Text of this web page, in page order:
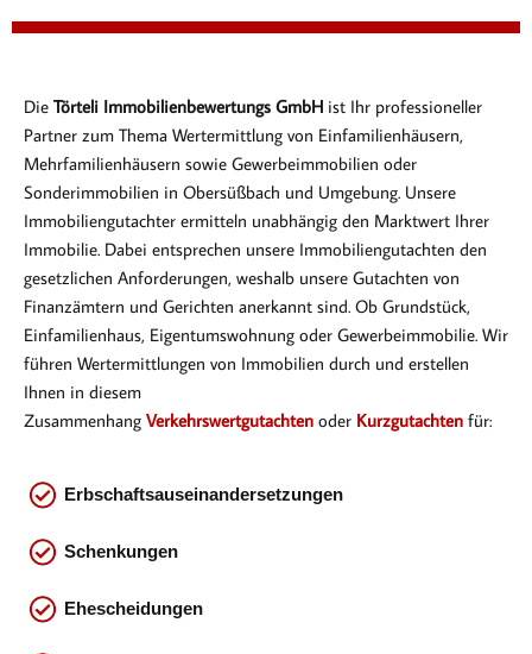
Die Törteli Immobilienbewertungs GmbH ist Ihr professioneller
Partner zum Thema Wertermittlung von Einfamilienhäusern,
Mehrfamilienhäusern sowie Gewerbeimmobilien oder
Sonderimmobilien in Obersüßbach und Umgebung. Unsere
Immobiliengutachter ermitteln unabhängig den Marktwert Ihrer
Immobilie. Dabei entsprechen unsere Immobiliengutachten den
gesetzlichen Anforderungen, weshalb unsere Gutachten von
Finanzämtern und Gerichten anerkannt sind. Ob Grundstück,
Einfamilienhaus, Eigentumswohnung oder Gewerbeimmobilie. Wir
führen Wertermittlungen von Immobilien durch und erstellen
Ihnen in diesem
Zusammenhang Verkehrswertgutachten oder Kurzgutachten für:
Erbschaftsauseinandersetzungen
Schenkungen
Ehescheidungen